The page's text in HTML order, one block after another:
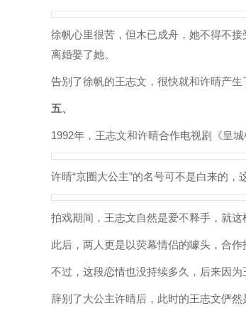
徐帆心里很苦，但木已成舟，她不得不
离婚娶了她。
告别了徐帆的王志文，很快就和许晴产生
五、
1992年，王志文和许晴合作电视剧《皇
许晴“京圈大公主”的名号可不是白来的，
拍戏期间，王志文自然是爱不释手，就
此后，两人更是以荧幕情侣的噱头，合作
不过，这段恋情也没持续多久，后来因
辞别了大公主许晴后，此时的王志文俨